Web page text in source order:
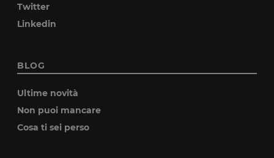
Twitter
Linkedin
BLOG
Ultime novità
Non puoi mancare
Cosa ti sei perso